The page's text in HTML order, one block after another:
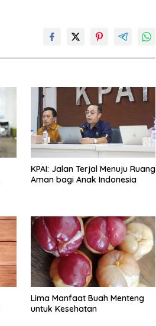
KPAI: Jalan Terjal Menuju Ruang
Aman bagi Anak Indonesia
Lima Manfaat Buah Menteng
untuk Kesehatan